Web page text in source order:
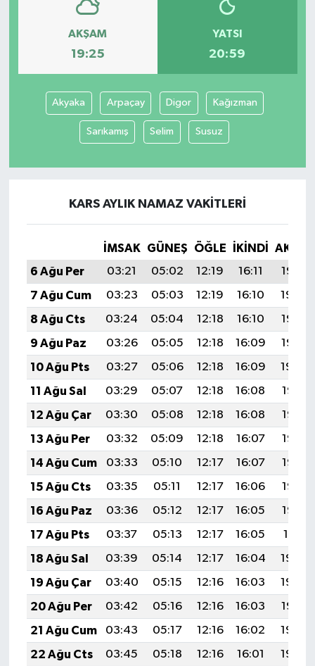
AKŞAM
19:25
YATSI
20:59
Akyaka Arpaçay Digor Kağızman
Sarıkamış Selim Susuz
KARS AYLIK NAMAZ VAKITLERI
İMSAK GÜNEŞ ÖĞLE İKINDI
6 Ağu Per
03:21 05:02 12:19 16:11
19:25
7 Ağu Cum
03:23 05:03 12:19 16:10
19:24
8 Ağu Cts
03:24 05:04 12:18 16:10
19:23
9 Ağu Paz
03:26 05:05 12:18 16:09
19:22
10 Ağu Pts
03:27 05:06 12:18 16:09
19:20
11 Ağu Sal
03:29 05:07 12:18 16:08
19:19
12 Ağu Çar
03:30 05:08 12:18 16:08
19:18
13 Ağu Per
03:32 05:09 12:18 16:07
19:16
14 Ağu Cum
03:33 05:10 12:17 16:07
19:15
15 Ağu Cts
03:35 05:11 12:17 16:06
19:14
16 Ağu Paz
03:36 05:12 12:17 16:05
19:12
17 Ağu Pts
03:37 05:13 12:17 16:05
19:11
18 Ağu Sal
03:39 05:14 12:17 16:04
19:09
19 Ağu Çar
03:40 05:15 12:16 16:03
19:08
20 Ağu Per
03:42 05:16 12:16 16:03
19:07
21 Ağu Cum
03:43 05:17 12:16 16:02
19:05
22 Ağu Cts
03:45 05:18 12:16 16:01
19:04